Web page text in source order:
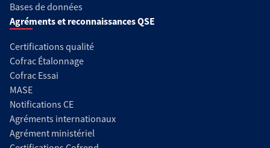
Bases de données
Agréments et reconnaissances QSE
Certifications qualité
Cofrac Étalonnage
Cofrac Essai
MASE
Notifications CE
Agréments internationaux
Agrément ministériel